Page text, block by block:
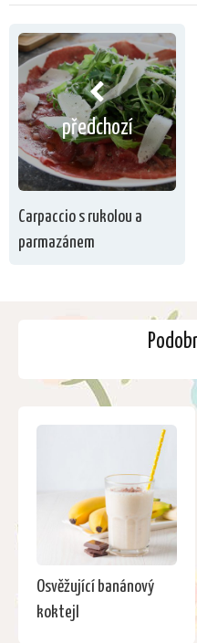
předchozí
Carpaccio s rukolou a
parmazánem
Osvěžující banánový
koktejl